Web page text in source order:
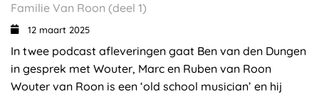
Familie Van Roon (deel 1)
12 maart 2025
In twee podcast afleveringen gaat Ben van den Dungen
in gesprek met Wouter, Marc en Ruben van Roon
Wouter van Roon is een ‘old school musician’ en hij